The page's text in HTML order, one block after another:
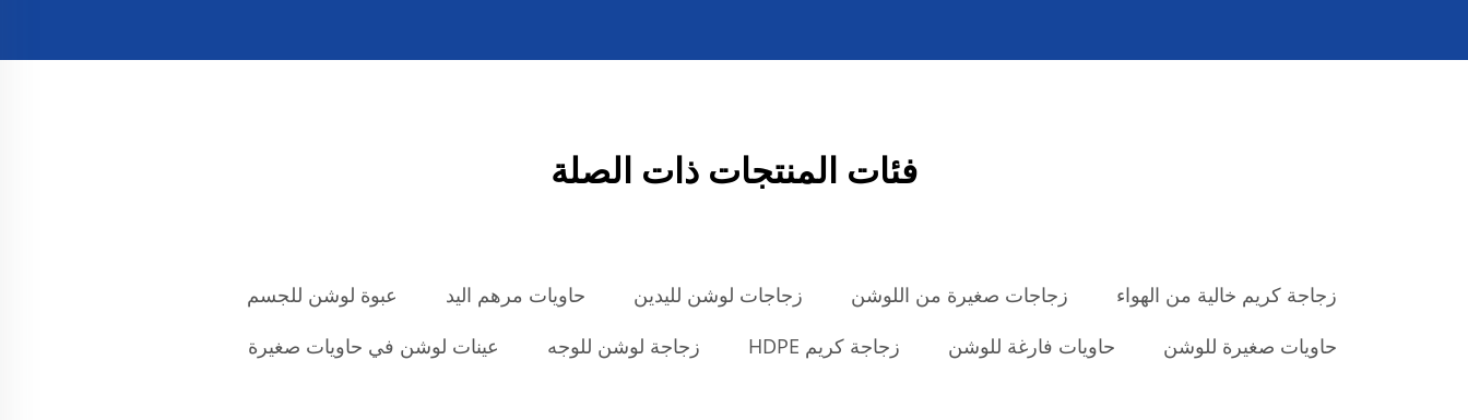
فئات المنتجات ذات الصلة
زجاجة كريم خالية من الهواء زجاجات صغيرة من اللوشن زجاجات لوشن لليدين حاويات مرهم اليد
عبوة لوشن للجسم
حاويات صغيرة للوشن
حاويات فارغة للوشن زجاجة كريم HDPE زجاجة لوشن للوجه عينات لوشن في حاويات صغيرة